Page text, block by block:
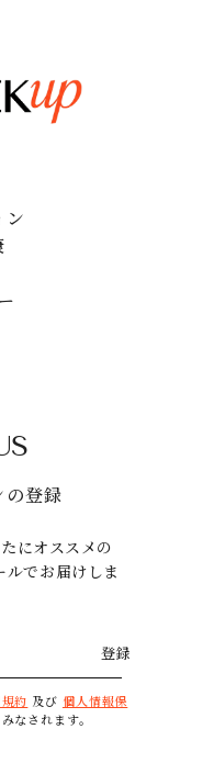
ン
の登録
にオススメの
ルでお届けしま
登録
約 及び 個人情報保
なされます。